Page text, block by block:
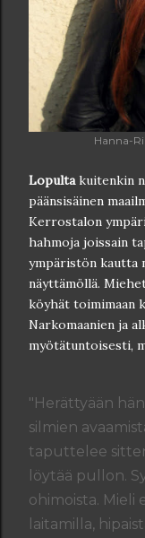
Hanna-
Lopulta kuitenkin
päänsisäinen
Kerrostalon
hahmoja joissain
ympäristön kautta
näyttämöllä.
köyhät toimimaan
Narkomaanien ja
myötätuntoisesti,
"Herättyään
silmien
taputtelee
löytää pullon.
ohimoista.
laitamilla,